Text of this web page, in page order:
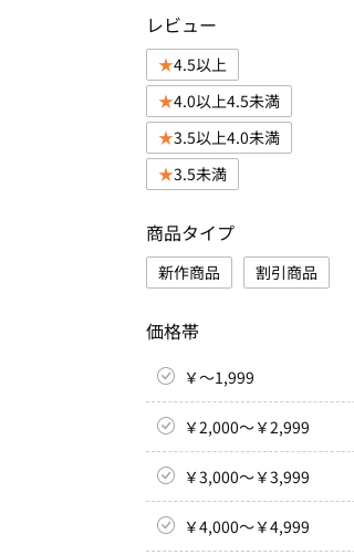
レビュー
4.5以上
4.0以上4.5未満
3.5以上4.0未満
3.5未満
商品タイプ
新作商品 割引商品
価格帯
￥～1,999
￥2,000～￥2,999
￥3,000～￥3,999
￥4,000～￥4,999